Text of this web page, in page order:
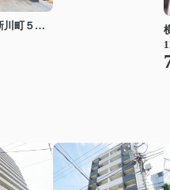
横浜市南区新川町５丁目